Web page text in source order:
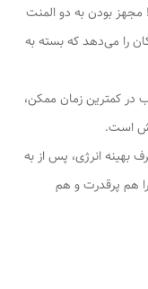
بودن به دو المنت
به شما این امکان را می‌دهد که بسته به
آب در کمترین زمان ممکن،
است.
مصرف بهینه انرژی، پس از به
هم پرقدرت و هم